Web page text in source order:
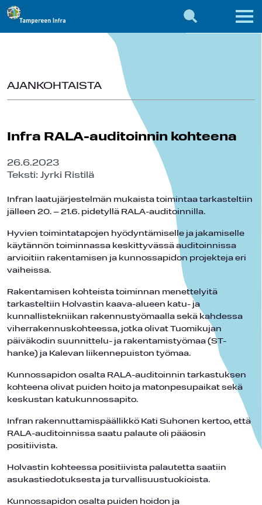
AJANKOHTAISTA
Infra RALA-auditoinnin kohteena
26.6.2023
Teksti: Jyrki Ristilä
Infran laatujärjestelmän mukaista toimintaa tarkasteltiin
jälleen 20. – 21.6. pidetyllä RALA-auditoinnilla.
Hyvien toimintatapojen hyödyntämiselle ja jakamiselle
käytännön toiminnassa keskittyvässä auditoinnissa
arvioitiin rakentamisen ja kunnossapidon projekteja eri
vaiheissa.
Rakentamisen kohteista toiminnan menettelyitä
tarkasteltiin Holvastin kaava-alueen katu- ja
kunnallistekniikan rakennustyömaalla sekä kahdessa
viherrakennuskohteessa, jotka olivat Tuomikujan
päiväkodin suunnittelu- ja rakentamistyömaa (ST-
hanke) ja Kalevan liikennepuiston työmaa.
Kunnossapidon osalta RALA-auditoinnin tarkastuksen
kohteena olivat puiden hoito ja matonpesupaikat sekä
keskustan katukunnossapito.
Infran rakennuttamispäällikkö Kati Suhonen kertoo, että
RALA-auditoinnissa saatu palaute oli pääosin
positiivista.
Holvastin kohteessa positiivista palautetta saatiin
asukastiedotuksesta ja turvallisuustuokioista.
Kunnossapidon osalta puiden hoidon ja